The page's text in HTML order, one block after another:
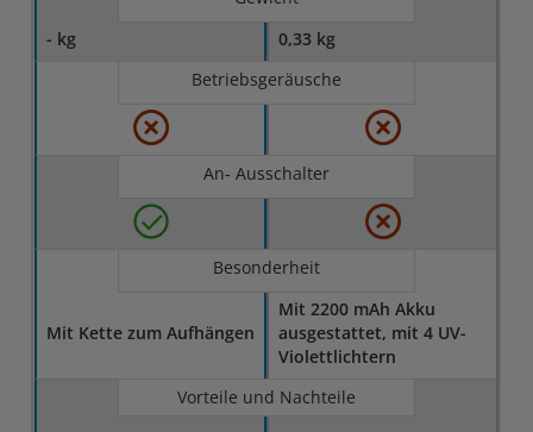
- kg
0,33 kg
Betriebsgeräusche
An- Ausschalter
Besonderheit
Mit Kette zum Aufhängen
Mit 2200 mAh Akku
ausgestattet, mit 4 UV-
Violettlichtern
Vorteile und Nachteile